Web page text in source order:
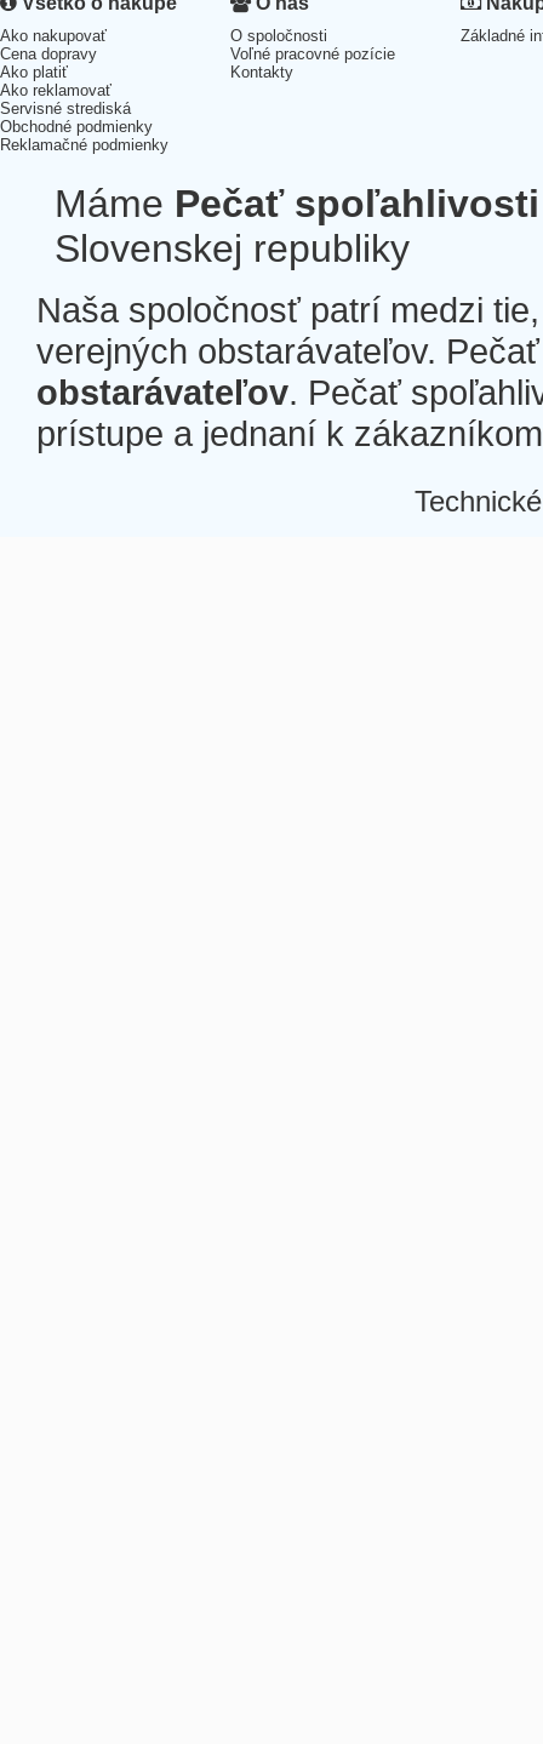
Ako nakupovať
Cena dopravy
Ako platiť
Ako reklamovať
Servisné strediská
Obchodné podmienky
Reklamačné podmienky
O spoločnosti
Voľné pracovné pozície
Kontakty
Základné
Máme Pečať spoľahlivosti
Slovenskej republiky
Naša spoločnosť patrí medzi
verejných obstarávateľov.
obstarávateľov. Pečať
prístupe a jednaní k